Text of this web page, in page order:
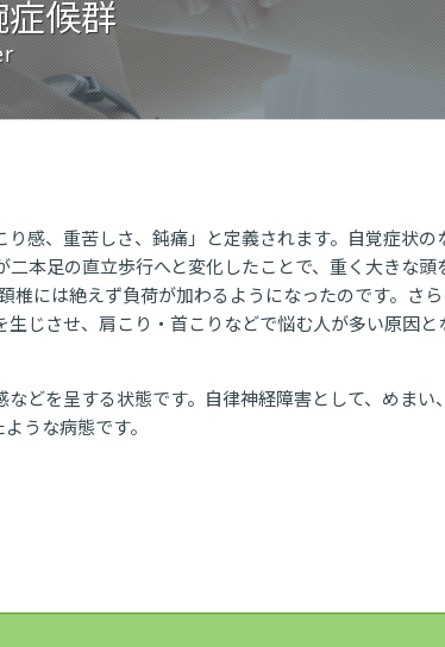
候群
感、重苦しさ、鈍痛」と定義されます。自覚症状の
本足の直立歩行へと変化したことで、重く大きな頭
椎には絶えず負荷が加わるようになったのです。さ
じさせ、肩こり・首こりなどで悩む人が多い原因と
どを呈する状態です。自律神経障害として、めまい
うな病態です。